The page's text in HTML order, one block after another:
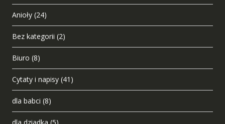
Anioły (24)
Bez kategorii (2)
Biuro (8)
Cytaty i napisy (41)
dla babci (8)